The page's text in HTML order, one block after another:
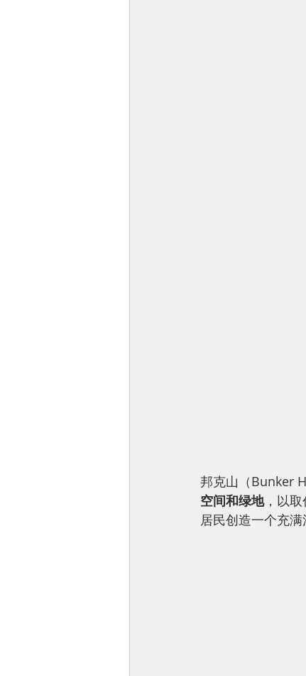
邦克山（Bunker
空间和绿地，以
居民创造一个充